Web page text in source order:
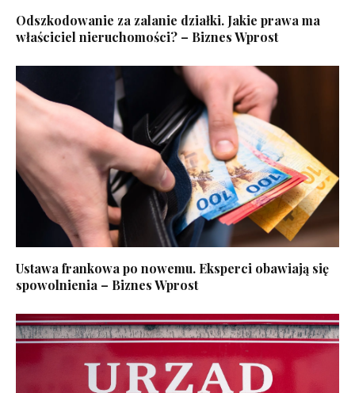
Odszkodowanie za zalanie działki. Jakie prawa ma
właściciel nieruchomości? – Biznes Wprost
Ustawa frankowa po nowemu. Eksperci obawiają się
spowolnienia – Biznes Wprost